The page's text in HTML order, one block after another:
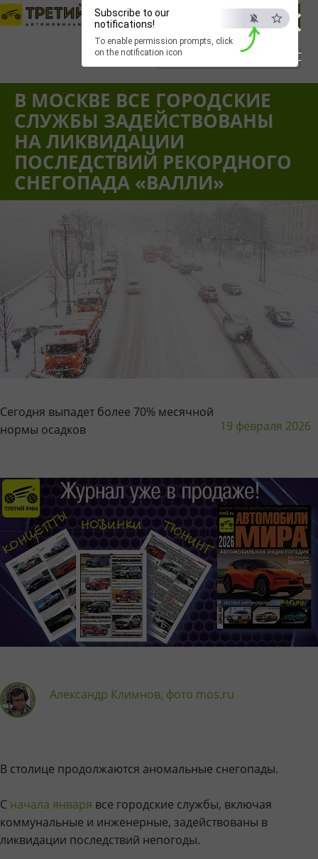
×
ESC
Subscribe to our
notifications!
To enable permission prompts, click
on the notification icon
Вход|Регистрация|Забыли пароль?
В МОСКВЕ ВСЕ ГОРОДСКИЕ
СЛУЖБЫ ЗАДЕЙСТВОВАНЫ
НА ЛИКВИДАЦИИ
ПОСЛЕДСТВИЙ РЕКОРДНОГО
СНЕГОПАДА «ВАЛЛИ»
19 февраля 2026
Сегодня выпадет более 70% месячной
нормы осадков
Александр Климнов, фото mos.ru
В столице продолжаются аномальные снегопады.
С начала января все городские службы, включая
коммунальные и инженерные, задействованы в
ликвидации последствий непогоды.